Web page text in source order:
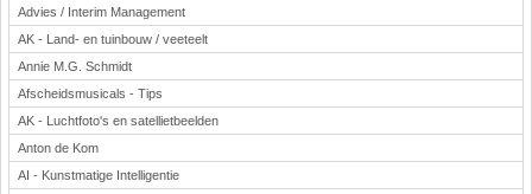
Advies / Interim Management
AK - Land- en tuinbouw / veeteelt
Annie M.G. Schmidt
Afscheidsmusicals - Tips
AK - Luchtfoto's en satellietbeelden
Anton de Kom
AI - Kunstmatige Intelligentie